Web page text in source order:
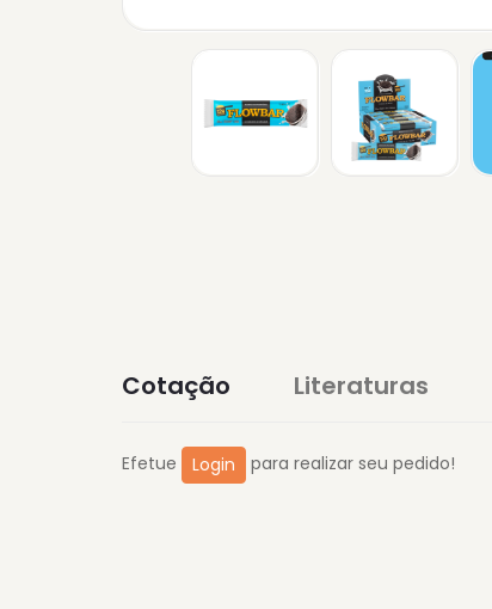
Cotação Literaturas
Efetue Login para realizar seu pedido!